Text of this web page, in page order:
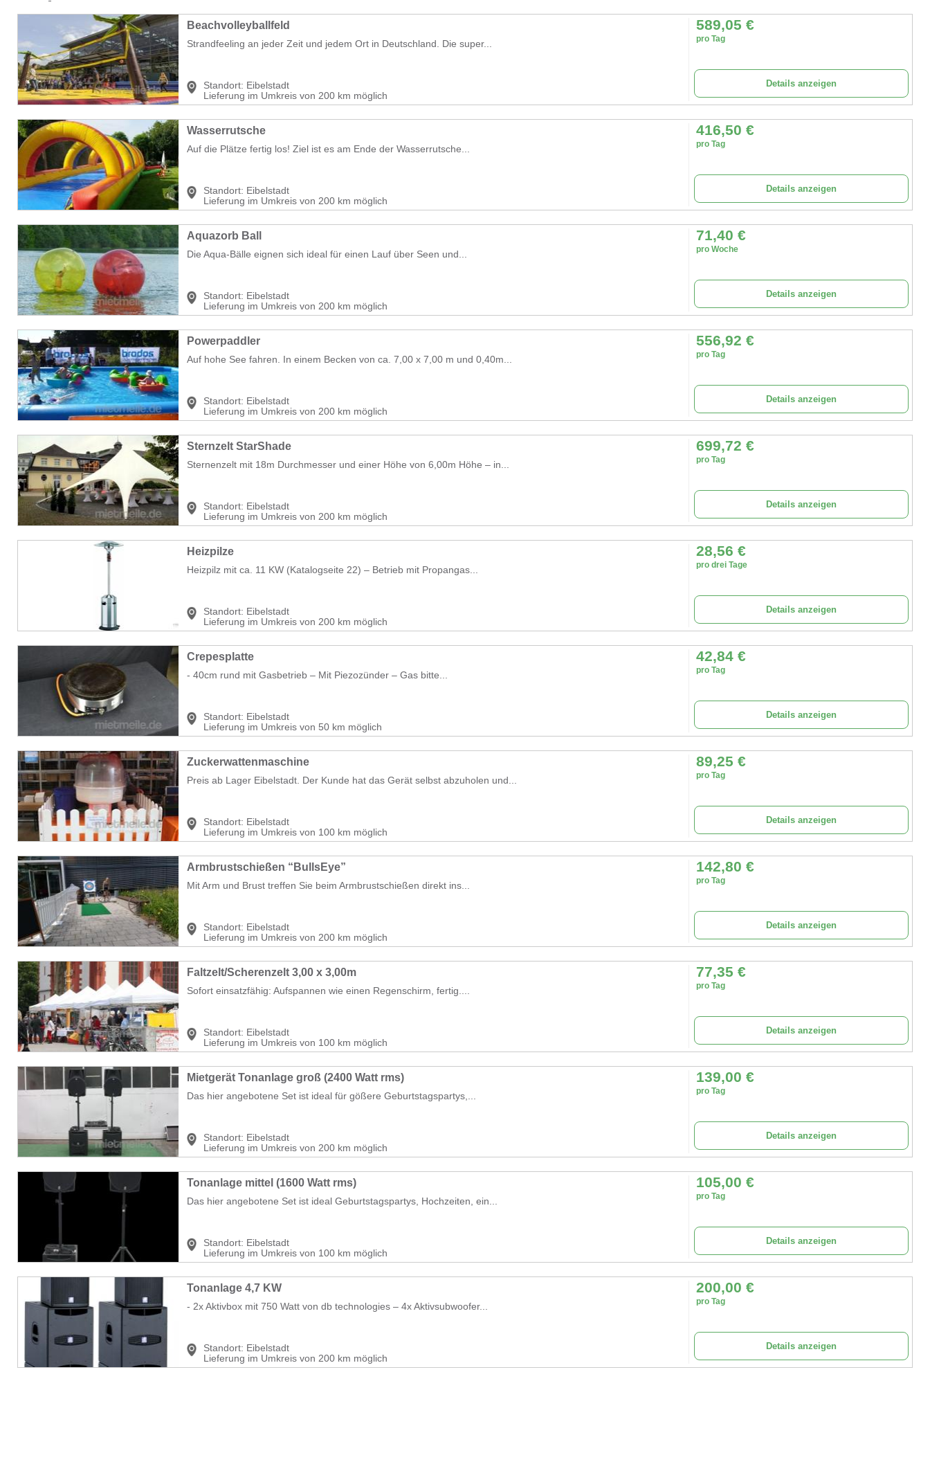
Beachvolleyballfeld
Strandfeeling an jeder Zeit und jedem Ort in Deutschland. Die super...
Standort: Eibelstadt
Lieferung im Umkreis von 200 km möglich
589,05 €
pro Tag
Details anzeigen
Wasserrutsche
Auf die Plätze fertig los! Ziel ist es am Ende der Wasserrutsche...
Standort: Eibelstadt
Lieferung im Umkreis von 200 km möglich
416,50 €
pro Tag
Details anzeigen
Aquazorb Ball
Die Aqua-Bälle eignen sich ideal für einen Lauf über Seen und...
Standort: Eibelstadt
Lieferung im Umkreis von 200 km möglich
71,40 €
pro Woche
Details anzeigen
Powerpaddler
Auf hohe See fahren. In einem Becken von ca. 7,00 x 7,00 m und 0,40m...
Standort: Eibelstadt
Lieferung im Umkreis von 200 km möglich
556,92 €
pro Tag
Details anzeigen
Sternzelt StarShade
Sternenzelt mit 18m Durchmesser und einer Höhe von 6,00m Höhe – in...
Standort: Eibelstadt
Lieferung im Umkreis von 200 km möglich
699,72 €
pro Tag
Details anzeigen
Heizpilze
Heizpilz mit ca. 11 KW (Katalogseite 22) – Betrieb mit Propangas...
Standort: Eibelstadt
Lieferung im Umkreis von 200 km möglich
28,56 €
pro drei Tage
Details anzeigen
Crepesplatte
- 40cm rund mit Gasbetrieb – Mit Piezozünder – Gas bitte...
Standort: Eibelstadt
Lieferung im Umkreis von 50 km möglich
42,84 €
pro Tag
Details anzeigen
Zuckerwattenmaschine
Preis ab Lager Eibelstadt. Der Kunde hat das Gerät selbst abzuholen und...
Standort: Eibelstadt
Lieferung im Umkreis von 100 km möglich
89,25 €
pro Tag
Details anzeigen
Armbrustschießen “BullsEye”
Mit Arm und Brust treffen Sie beim Armbrustschießen direkt ins...
Standort: Eibelstadt
Lieferung im Umkreis von 200 km möglich
142,80 €
pro Tag
Details anzeigen
Faltzelt/Scherenzelt 3,00 x 3,00m
Sofort einsatzfähig: Aufspannen wie einen Regenschirm, fertig....
Standort: Eibelstadt
Lieferung im Umkreis von 100 km möglich
77,35 €
pro Tag
Details anzeigen
Mietgerät Tonanlage groß (2400 Watt rms)
Das hier angebotene Set ist ideal für gößere Geburtstagspartys,...
Standort: Eibelstadt
Lieferung im Umkreis von 200 km möglich
139,00 €
pro Tag
Details anzeigen
Tonanlage mittel (1600 Watt rms)
Das hier angebotene Set ist ideal Geburtstagspartys, Hochzeiten, ein...
Standort: Eibelstadt
Lieferung im Umkreis von 100 km möglich
105,00 €
pro Tag
Details anzeigen
Tonanlage 4,7 KW
- 2x Aktivbox mit 750 Watt von db technologies – 4x Aktivsubwoofer...
Standort: Eibelstadt
Lieferung im Umkreis von 200 km möglich
200,00 €
pro Tag
Details anzeigen